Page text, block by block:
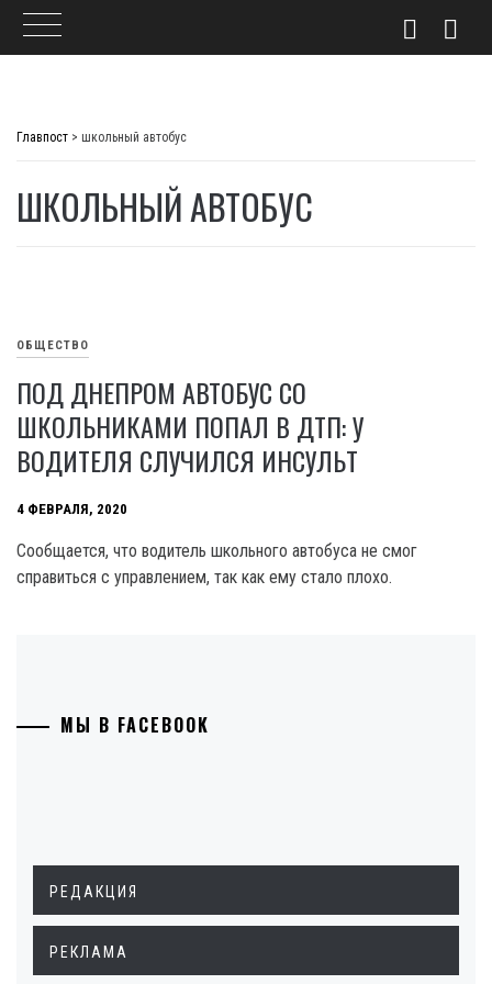
Главпост > школьный автобус
ШКОЛЬНЫЙ АВТОБУС
ОБЩЕСТВО
ПОД ДНЕПРОМ АВТОБУС СО
ШКОЛЬНИКАМИ ПОПАЛ В ДТП: У
ВОДИТЕЛЯ СЛУЧИЛСЯ ИНСУЛЬТ
4 ФЕВРАЛЯ, 2020
Сообщается, что водитель школьного автобуса не смог
справиться с управлением, так как ему стало плохо.
МЫ В FACEBOOK
РЕДАКЦИЯ
РЕКЛАМА